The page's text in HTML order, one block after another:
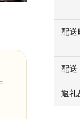
配送
配送
返礼